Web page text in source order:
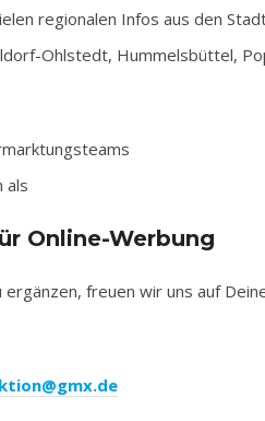
regionalen Infos aus den
Ohlstedt, Hummelsbüttel,
als
Online-Werbung
freuen wir uns auf